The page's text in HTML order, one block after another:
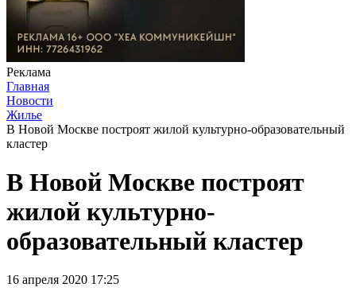
Реклама
Главная
Новости
Жилье
В Новой Москве построят жилой культурно-образовательный
кластер
В Новой Москве построят
жилой культурно-
образовательный кластер
16 апреля 2020 17:25